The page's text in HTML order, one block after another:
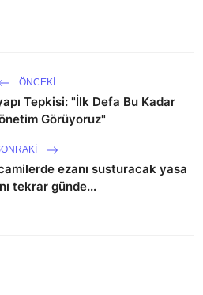
ÖNCEKI
Tepkisi: "İlk Defa Bu Kadar
Görüyoruz"
ezanı susturacak yasa
tekrar günde...